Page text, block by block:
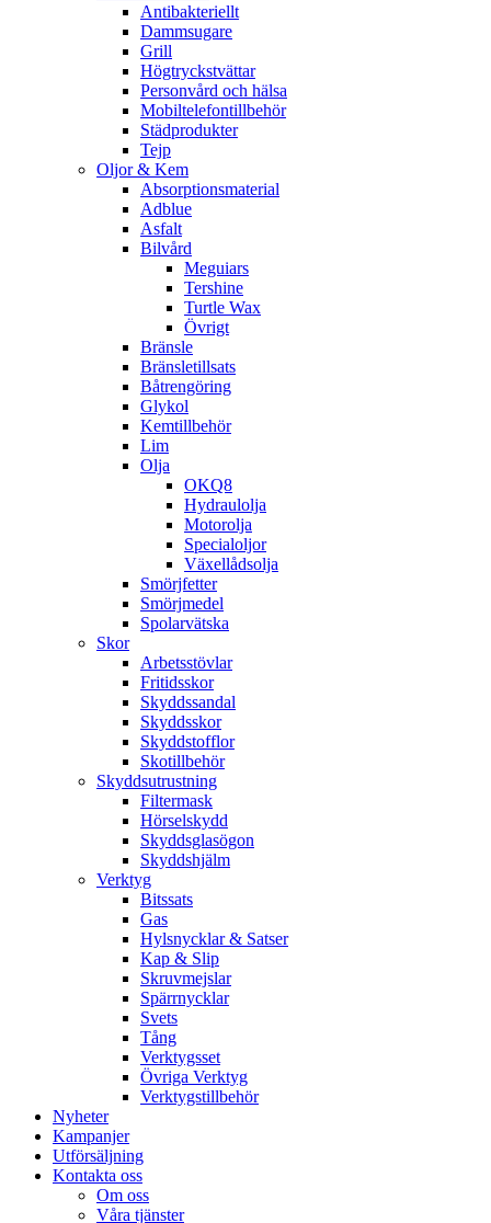
Antibakteriellt​
Dammsugare
Grill
Högtryckstvättar
Personvård och hälsa
Mobiltelefontillbehör
Städprodukter
Tejp
Oljor & Kem
Absorptionsmaterial
Adblue
Asfalt
Bilvård
Meguiars
Tershine
Turtle Wax
Övrigt
Bränsle
Bränsletillsats
Båtrengöring
Glykol
Kemtillbehör
Lim
Olja
OKQ8
Hydraulolja
Motorolja
Specialoljor
Växellådsolja
Smörjfetter
Smörjmedel
Spolarvätska
Skor
Arbetsstövlar
Fritidsskor
Skyddssandal
Skyddsskor
Skyddstofflor
Skotillbehör
Skyddsutrustning
Filtermask
Hörselskydd
Skyddsglasögon
Skyddshjälm
Verktyg
Bitssats
Gas
Hylsnycklar & Satser
Kap & Slip
Skruvmejslar
Spärrnycklar
Svets
Tång
Verktygsset
Övriga Verktyg
Verktygstillbehör
Nyheter
Kampanjer
Utförsäljning
Kontakta oss
Om oss
Våra tjänster